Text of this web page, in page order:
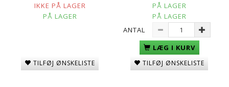
IKKE PÅ LAGER
PÅ LAGER
TILFØJ ØNSKELISTE
PÅ LAGER
PÅ LAGER
ANTAL
LÆG I KURV
TILFØJ ØNSKELISTE